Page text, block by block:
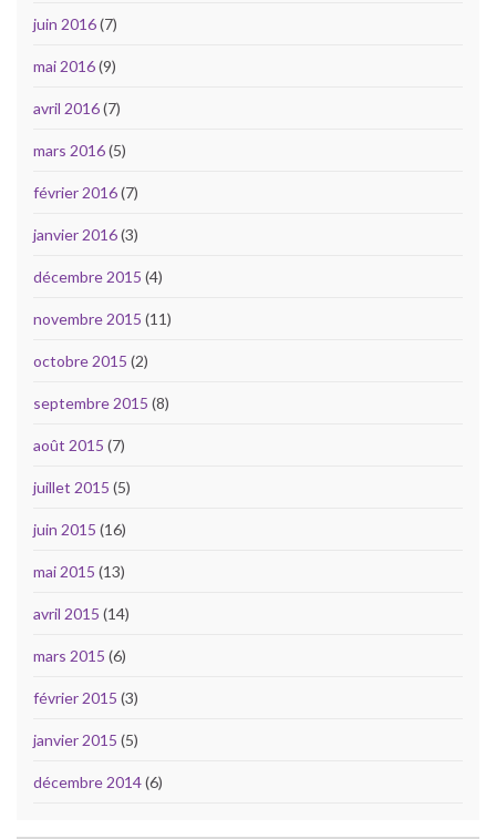
juin 2016(7)
mai 2016(9)
avril 2016(7)
mars 2016(5)
février 2016(7)
janvier 2016(3)
décembre 2015 (4)
novembre 2015 (11)
octobre 2015 (2)
septembre 2015 (8)
août 2015 (7)
juillet 2015 (5)
juin 2015 (16)
mai 2015 (13)
avril 2015 (14)
mars 2015 (6)
février 2015 (3)
janvier 2015 (5)
décembre 2014(6)